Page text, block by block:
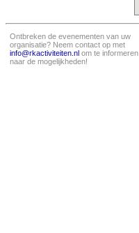
Ontbreken de evenementen van uw
organisatie? Neem contact op met
info@rkactiviteiten.nl om te informeren
naar de mogelijkheden!